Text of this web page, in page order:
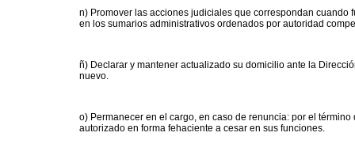
n) Promover las acciones judiciales que correspondan
en los sumarios administrativos ordenados por autoridad
ñ) Declarar y mantener actualizado su domicilio ante la
nuevo.
o) Permanecer en el cargo, en caso de renuncia: por el
autorizado en forma fehaciente a cesar en sus funciones.